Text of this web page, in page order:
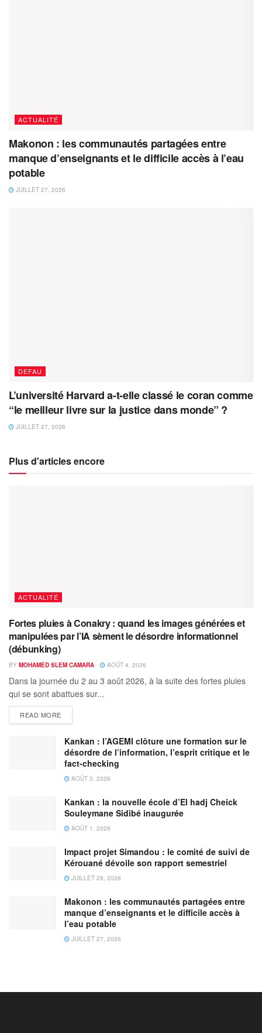
ACTUALITÉ
Makonon : les communautés partagées entre
manque d’enseignants et le difficile accès à l’eau
potable
JUILLET 27, 2026
DEFAU
L’université Harvard a-t-elle classé le coran comme
“le meilleur livre sur la justice dans monde” ?
JUILLET 27, 2026
Plus d'articles encore
ACTUALITÉ
Fortes pluies à Conakry : quand les images générées et
manipulées par l’IA sèment le désordre informationnel
(débunking)
BY MOHAMED SLEM CAMARA AOÛT 4, 2026
Dans la journée du 2 au 3 août 2026, à la suite des fortes pluies
qui se sont abattues sur...
READ MORE
Kankan : l’AGEMI clôture une formation sur le
désordre de l’information, l’esprit critique et le
fact-checking
AOÛT 3, 2026
Kankan : la nouvelle école d’El hadj Cheick
Souleymane Sidibé inaugurée
AOÛT 1, 2026
Impact projet Simandou : le comité de suivi de
Kérouané dévoile son rapport semestriel
JUILLET 28, 2026
Makonon : les communautés partagées entre
manque d’enseignants et le difficile accès à
l’eau potable
JUILLET 27, 2026